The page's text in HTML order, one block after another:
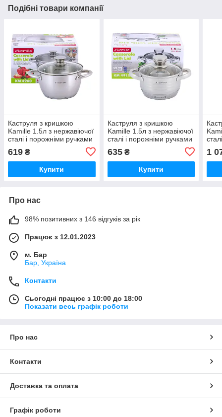
Подібні товари компанії
Каструля з кришкою
Kamille 1.5л з нержавіючої
сталі і порожніми ручками
для індукції і газу KM-4900
619 ₴
Купити
Каструля з кришкою
Kamille 1.5л з нержавіючої
сталі і порожніми ручками
для індукції і газу KM-4910
635₴
Купити
1
Про нас
98% позитивних з 146 відгуків за рік
Працює з 12.01.2023
м. Бар
Бар, Україна
Контакти
Сьогодні працює з 10:00 до 18:00
Показати весь графік роботи
Про нас
Контакти
Доставка та оплата
Графік роботи